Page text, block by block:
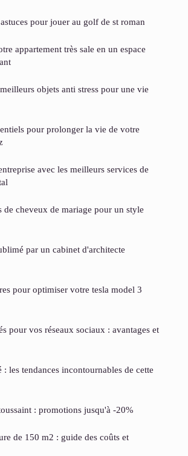
pour jouer au golf de st roman
appartement très sale en un espace
objets anti stress pour une vie
pour prolonger la vie de votre
avec les meilleurs services de
de cheveux de mariage pour un style
par un cabinet d'architecte
pour optimiser votre tesla model 3
pour vos réseaux sociaux : avantages et
: les tendances incontournables de cette
: promotions jusqu'à -20%
de 150 m2 : guide des coûts et